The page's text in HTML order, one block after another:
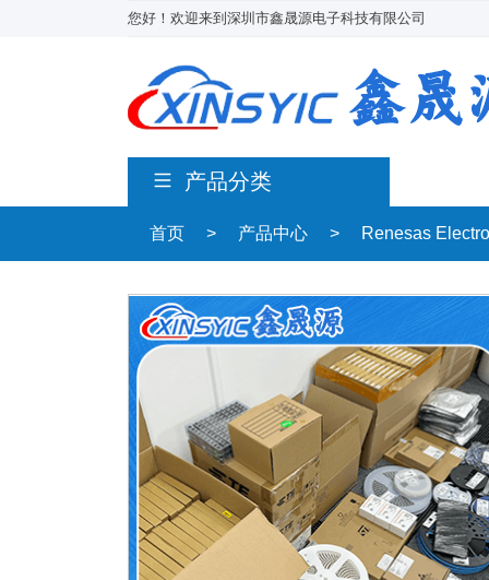
您好！欢迎来到深圳市鑫晟源电子科技有限公司
产品分类
首页 > 产品中心 > Renesas